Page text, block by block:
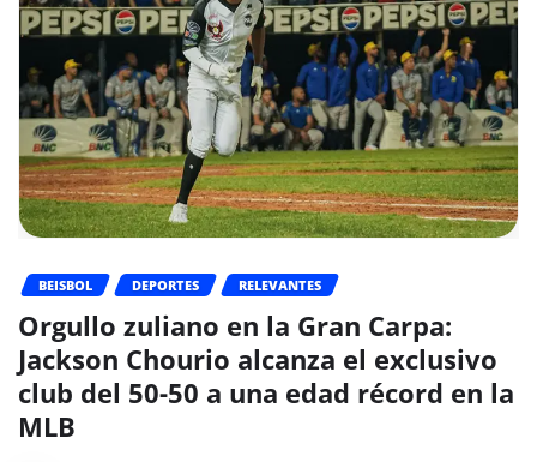
BEISBOL DEPORTES RELEVANTES
Orgullo zuliano en la Gran Carpa:
Jackson Chourio alcanza el exclusivo
club del 50-50 a una edad récord en la
MLB